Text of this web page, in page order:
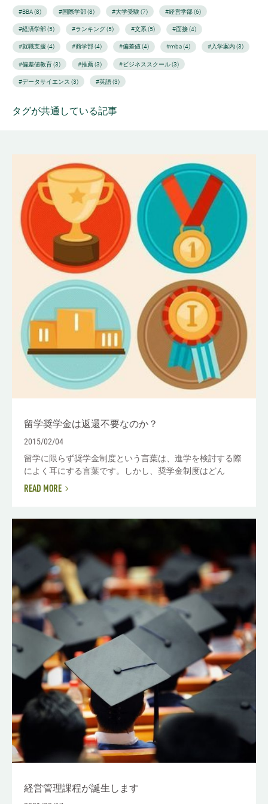
#BBA (8) #国際学部 (8) #大学受験 (7) #経営学部 (6)
#経済学部 (5) #ランキング (5) #文系 (5) #面接 (4)
#就職支援 (4) #商学部 (4) #偏差値 (4) #mba (4) #入学案内 (3)
#偏差値教育 (3) #推薦 (3) #ビジネススクール (3)
#データサイエンス (3) #英語 (3)
タグが共通している記事
留学奨学金は返還不要なのか？
2015/02/04
留学に限らず奨学金制度という言葉は、進学を検討する際
によく耳にする言葉です。しかし、奨学金制度はどん
READ MORE
経営管理課程が誕生します